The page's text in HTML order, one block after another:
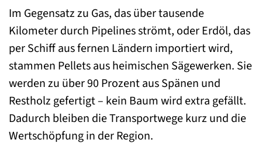
Im Gegensatz zu Gas, das über tausende
Kilometer durch Pipelines strömt, oder Erdöl, das
per Schiff aus fernen Ländern importiert wird,
stammen Pellets aus heimischen Sägewerken. Sie
werden zu über 90 Prozent aus Spänen und
Restholz gefertigt – kein Baum wird extra gefällt.
Dadurch bleiben die Transportwege kurz und die
Wertschöpfung in der Region.